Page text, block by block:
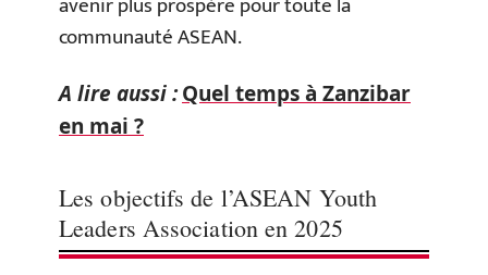
communauté ASEAN.
A lire aussi :Quel temps à Zanzibar
en mai ?
Les objectifs de l’ASEAN Youth
Leaders Association en 2025